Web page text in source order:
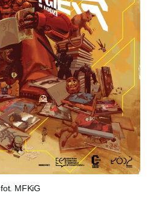
fot. MFKiG